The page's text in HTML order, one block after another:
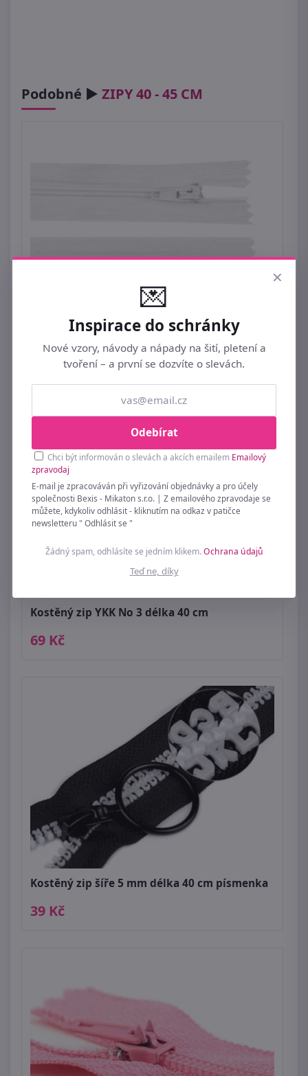
Podobné ► ZIPY 40 - 45 CM
Spirálový Zip Autolock: Šíře 3 mm, Délka 40
cm
19 Kč
Kostěný zip YKK No 3 délka 40 cm
69 Kč
Kostěný zip šíře 5 mm délka 40 cm písmenka
39 Kč
×
💌
Inspirace do schránky
Nové vzory, návody a nápady na šití, pletení a
tvoření – a první se dozvíte o slevách.
Odebírat
Chci být informován o slevách a akcích emailem Emailový
zpravodaj
E-mail je zpracováván při vyřizování objednávky a pro účely
společnosti Bexis - Mikaton s.r.o. | Z emailového zpravodaje se
můžete, kdykoliv odhlásit - kliknutím na odkaz v patičce
newsletteru " Odhlásit se "
Žádný spam, odhlásíte se jedním klikem.Ochrana údajů
Teď ne, díky